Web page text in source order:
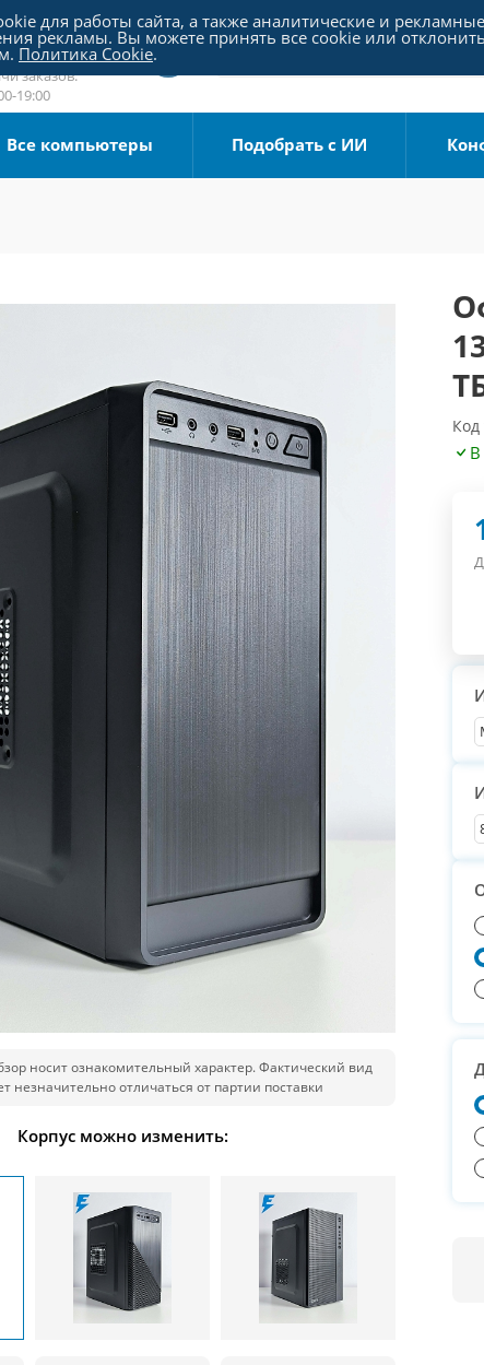
18, пав. 267
arena.ru
20:00
заказов:
19:00
Все компьютеры Подобрать с ИИ
носит ознакомительный характер. Фактический вид
незначительно отличаться от партии поставки
Корпус можно изменить:
Код
для работы сайта, а также аналитические и
рекламы. Вы можете принять все cookie или
Политика Cookie.